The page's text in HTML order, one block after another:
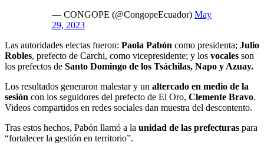
— CONGOPE (@CongopeEcuador) May
29, 2023
Las autoridades electas fueron: Paola Pabón como presidenta; Julio
Robles, prefecto de Carchi, como vicepresidente; y los vocales son
los prefectos de Santo Domingo de los Tsáchilas, Napo y Azuay.
Los resultados generaron malestar y un altercado en medio de la
sesión con los seguidores del prefecto de El Oro, Clemente Bravo.
Videos compartidos en redes sociales dan muestra del descontento.
Tras estos hechos, Pabón llamó a la unidad de las prefecturas para
“fortalecer la gestión en territorio”.